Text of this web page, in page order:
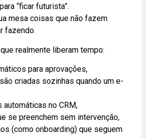
“ficar futurista”.
mesa coisas que não fazem
fazendo.
realmente liberam tempo:
para aprovações,
criadas sozinhas quando um e-
automáticas no CRM,
se preenchem sem intervenção,
(como onboarding) que seguem